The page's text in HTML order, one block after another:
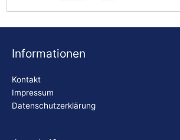
AP Sportswear
Informationen
Kontakt
Impressum
Datenschutzerklärung